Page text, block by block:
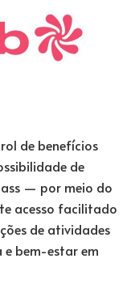
de benefícios
de
— por meio do
acesso facilitado
de atividades
bem-estar em